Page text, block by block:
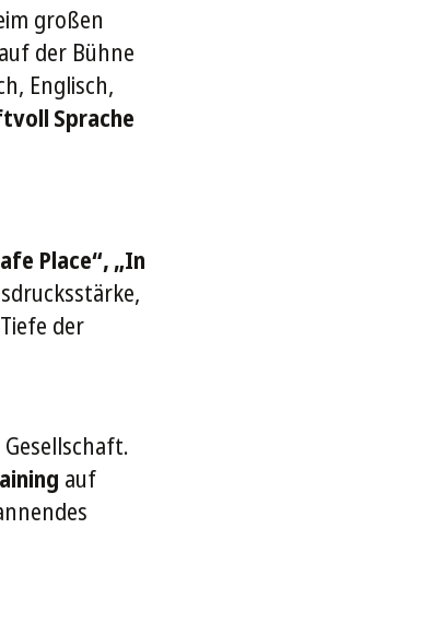
großen
der Bühne
Englisch,
Sprache
Place“, „In
der
auf